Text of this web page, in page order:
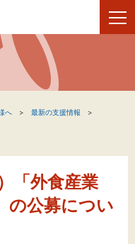
いて
へ
最新の支援情報
「外食産業
の公募につい